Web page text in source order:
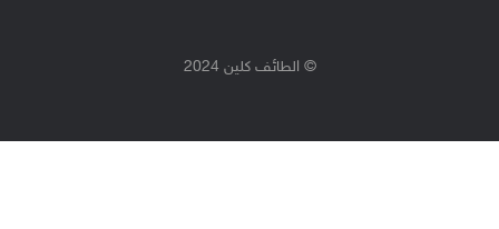
© الطائف كلين 2024